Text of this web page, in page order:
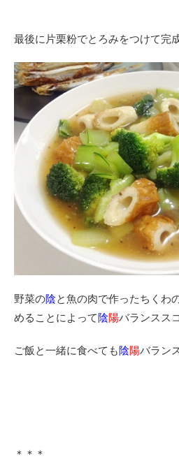
最後に片栗粉でとろみをつけて完
野菜の陰と魚の肉で作ったちくわ
めることによって陰陽バランスス
ご飯と一緒に食べても陰陽バラン
＊＊＊